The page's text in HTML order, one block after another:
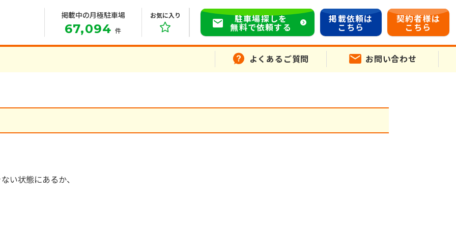
掲載中の月極駐車場
67,094 件
お気に入り 駐車場探しを
無料で依頼する
掲載依頼は
こちら
契約者様は
こちら
よくあるご質問 お問い合わせ
い状態にあるか、